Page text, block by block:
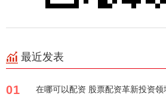
最近发表
01 在哪可以配资 股票配资革新投资